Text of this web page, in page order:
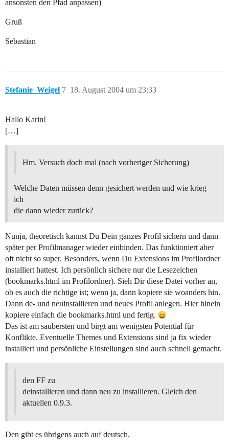
ansonsten den Pfad anpassen)
Gruß
Sebastian
Stefanie_Weigel 18. August 2004 um 23:33
7
Hallo Karin!
[…]
Hm. Versuch doch mal (nach vorheriger Sicherung)
Welche Daten müssen denn gesichert werden und wie krieg
ich
die dann wieder zurück?
Nunja, theoretisch kannst Du Dein ganzes Profil sichern und dann
später per Profilmanager wieder einbinden. Das funktioniert aber
oft nicht so super. Besonders, wenn Du Extensions im Profilordner
installiert hattest. Ich persönlich sichere nur die Lesezeichen
(bookmarks.html im Profilordner). Sieh Dir diese Datei vorher an,
ob es auch die richtige ist; wenn ja, dann kopiere sie woanders hin.
Dann de- und neuinstallieren und neues Profil anlegen. Hier hinein
kopiere einfach die bookmarks.html und fertig.
Das ist am saubersten und birgt am wenigsten Potential für
Konflikte. Eventuelle Themes und Extensions sind ja fix wieder
installiert und persönliche Einstellungen sind auch schnell gemacht.
den FF zu
deinstallieren und dann neu zu installieren. Gleich den
aktuellen 0.9.3.
Den gibt es übrigens auch auf deutsch.